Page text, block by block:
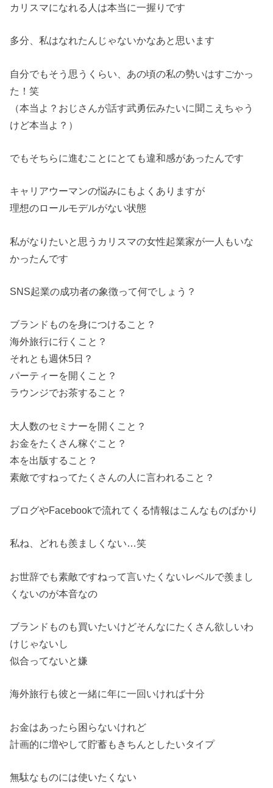
カリスマになれる人は本当に一握りです
多分、私はなれたんじゃないかなあと思います
自分でもそう思うくらい、あの頃の私の勢いはすごかっ
た！笑
（本当よ？おじさんが話す武勇伝みたいに聞こえちゃう
けど本当よ？）
でもそちらに進むことにとても違和感があったんです
キャリアウーマンの悩みにもよくありますが
理想のロールモデルがない状態
私がなりたいと思うカリスマの女性起業家が一人もいな
かったんです
SNS起業の成功者の象徴って何でしょう？
ブランドものを身につけること？
海外旅行に行くこと？
それとも週休5日？
パーティーを開くこと？
ラウンジでお茶すること？
大人数のセミナーを開くこと？
お金をたくさん稼ぐこと？
本を出版すること？
素敵ですねってたくさんの人に言われること？
ブログやFacebookで流れてくる情報はこんなものばかり
私ね、どれも羨ましくない…笑
お世辞でも素敵ですねって言いたくないレベルで羨まし
くないのが本音なの
ブランドものも買いたいけどそんなにたくさん欲しいわ
けじゃないし
似合ってないと嫌
海外旅行も彼と一緒に年に一回いければ十分
お金はあったら困らないけれど
計画的に増やして貯蓄もきちんとしたいタイプ
無駄なものには使いたくない